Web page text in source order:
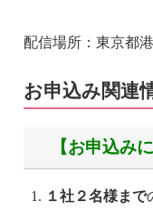
配信場所：東京都
お申込み関連
【お申込み
１社２名様まで